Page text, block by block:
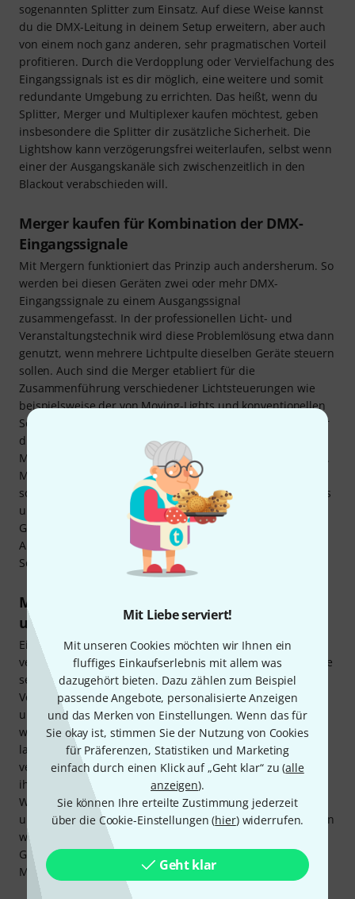
Mit Liebe serviert!
Mit unseren Cookies möchten wir Ihnen ein
fluffiges Einkaufserlebnis mit allem was
dazugehört bieten. Dazu zählen zum Beispiel
passende Angebote, personalisierte Anzeigen
und das Merken von Einstellungen. Wenn das für
Sie okay ist, stimmen Sie der Nutzung von Cookies
für Präferenzen, Statistiken und Marketing
einfach durch einen Klick auf „Geht klar“ zu (alle
anzeigen).
Sie können Ihre erteilte Zustimmung jederzeit
über die Cookie-Einstellungen (hier) widerrufen.
Geht klar
sogenannten Splitter zum Einsatz. Auf diese Weise kannst
du die DMX-Leitung in deinem Setup erweitern, aber auch
von einem noch ganz anderen, sehr pragmatischen Vorteil
profitieren. Durch die Verdopplung oder Vervielfachung des
Eingangssignals ist es dir möglich, eine weitere und somit
redundante Umgebung zu errichten. Das heißt, wenn du
Splitter, Merger und Multiplexer kaufen möchtest, geben
insbesondere die Splitter dir zusätzliche Sicherheit. Die
Lightshow kann verzögerungsfrei weiterlaufen, selbst wenn
einer der Ausgangskanäle sich zwischenzeitlich in den
Blackout verabschieden will.
Merger kaufen für Kombination der DMX-
Eingangssignale
Mit Mergern funktioniert das Prinzip auch andersherum. So
werden bei diesen Geräten zwei oder mehr DMX-
Eingangssignale zu einem Ausgangssignal
zusammengefasst. In der professionellen Licht- und
Veranstaltungstechnik wird diese Problemlösung etwa dann
genutzt, wenn mehrere Lichtpulte dieselben Geräte steuern
sollen. Auch sind die Merger etabliert für die
Zusammenführung verschiedener Lichtsteuerungen wie
beispielsweise der von Moving-Lights und konventionellen
Scheinwerfern. Darüber hinaus zeichnen sich auch Merger
durch extrem nützliche Zusatzoptionen aus, nämlich der
Möglichkeit der Anpassung des Timings von DMX-Signalen.
Möchtest du Splitter, Merger und Multiplexer kaufen,
solltest du wissen, dass Scheinwerfer und sonstige Fixtures
unterschiedlicher Generation mit verschiedenen DMX-
Geschwindigkeiten arbeiten. Durch Merger kannst du die
Abweichungen abgleichen und die
Scheinwerfergeschwindigkeiten kompatibel machen.
Multiplexer kaufen – für Signalumschaltung
und Routing
Ein Multiplexer wiederum kann in der Regel zwischen
verschiedenen Eingangssignalen umschalten, worauf er die
seriell ausgibt. In der Lichttechnik üblich ist die
Verwendung von Multiplexern, um die Signale von
unterschiedlichen Steuerquellen wie Lichtstellpulten zu
wählen und sie nacheinander zu verarbeiten. Ebenso
lassen sich über Multiplexer parallele Datenströme
verarbeiten. Vor diesem Hintergrund sind diese Geräte mit
ihrer Schaltfunktion von DMX-Signalen ebenfalls wichtige
Werkzeuge, um komplexe Lichtsteuerungen zu realisieren
und zugleich die Signalübertragung zu optimieren. Widmen
wir uns einigen Beispielen, um auch die Unterschiede der
Geräte besser einschätzen zu können, wenn du Splitter,
Merger und Multiplexer kaufen möchtest.